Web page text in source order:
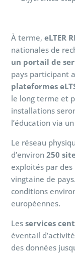
À terme,eLTER RI
nationales de
un portail de
pays participant
plateformes
le long terme et
installations
l’éducation via
Le réseau
d’environ250
exploités par
vingtaine de
conditions
européennes.
Lesservices
éventail
des données